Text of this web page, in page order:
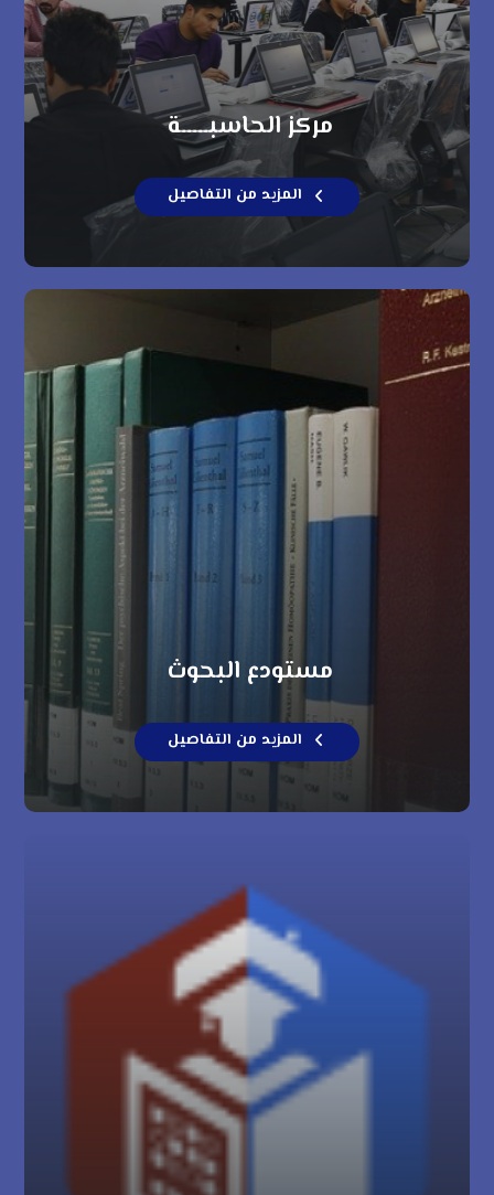
مركز الحاسبـــــة
المزيد من التفاصيل
مستودع البحوث
المزيد من التفاصيل